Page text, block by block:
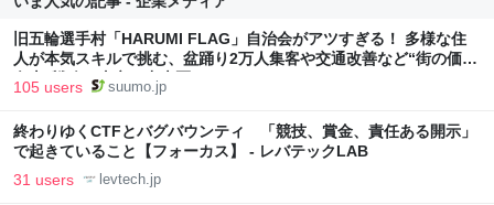
旧五輪選手村「HARUMI FLAG」自治会がアツすぎる！ 多様な住
人が本気スキルで挑む、盆踊り2万人集客や交通改善など“街の価値
向上”戦略 東京・中央区
105 users suumo.jp
終わりゆくCTFとバグバウンティ 「競技、賞金、責任ある開示」
で起きていること【フォーカス】 - レバテックLAB
31 users levtech.jp